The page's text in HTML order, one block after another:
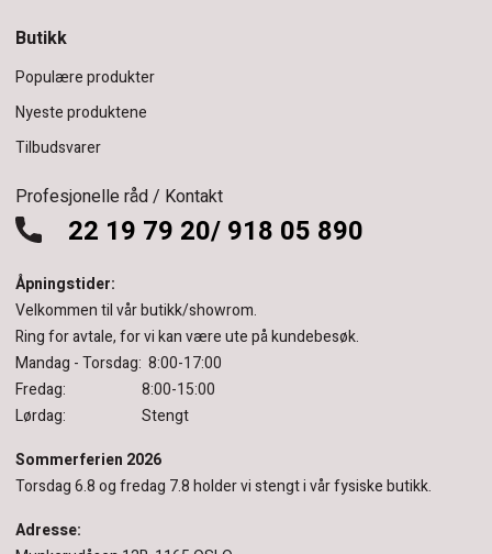
Butikk
Populære produkter
Nyeste produktene
Tilbudsvarer
Profesjonelle råd / Kontakt
22 19 79 20/ 918 05 890
Åpningstider:
Velkommen til vår butikk/showrom.
Ring for avtale, for vi kan være ute på kundebesøk.
Mandag - Torsdag: 8:00-17:00
Fredag: 8:00-15:00
Lørdag: Stengt
Sommerferien 2026
Torsdag 6.8 og fredag 7.8 holder vi stengt i vår fysiske butikk.
Adresse: